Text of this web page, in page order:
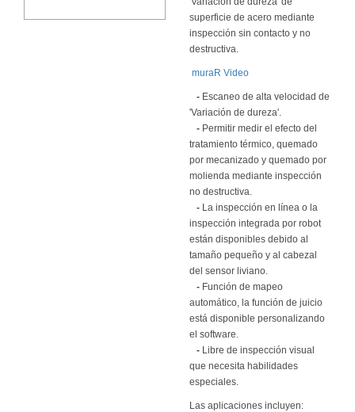
superficie de acero mediante
inspección sin contacto y no
destructiva.
muraR Video
- Escaneo de alta velocidad de
'Variación de dureza'.
- Permitir medir el efecto del
tratamiento térmico, quemado
por mecanizado y quemado por
molienda mediante inspección
no destructiva.
- La inspección en línea o la
inspección integrada por robot
están disponibles debido al
tamaño pequeño y al cabezal
del sensor liviano.
- Función de mapeo
automático, la función de juicio
está disponible personalizando
el software.
- Libre de inspección visual
que necesita habilidades
especiales.
Las aplicaciones incluyen: